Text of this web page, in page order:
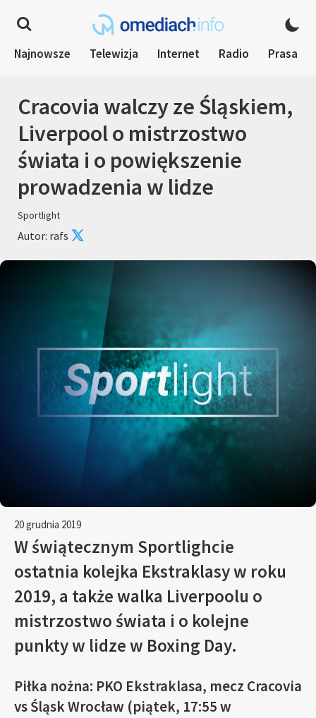
Najnowsze Telewizja Internet Radio Prasa
Cracovia walczy ze Śląskiem,
Liverpool o mistrzostwo
świata i o powiększenie
prowadzenia w lidze
Sportlight
Autor: rafs
20 grudnia 2019
W świątecznym Sportlighcie
ostatnia kolejka Ekstraklasy w roku
2019, a także walka Liverpoolu o
mistrzostwo świata i o kolejne
punkty w lidze w Boxing Day.
Piłka nożna: PKO Ekstraklasa, mecz Cracovia
vs Śląsk Wrocław (piątek, 17:55 w